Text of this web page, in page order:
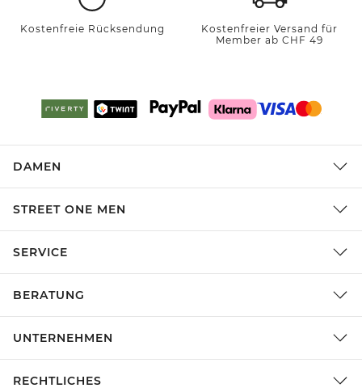
Kostenfreie Rücksendung
Kostenfreier Versand für
Member ab CHF 49
DAMEN
STREET ONE MEN
SERVICE
BERATUNG
UNTERNEHMEN
RECHTLICHES